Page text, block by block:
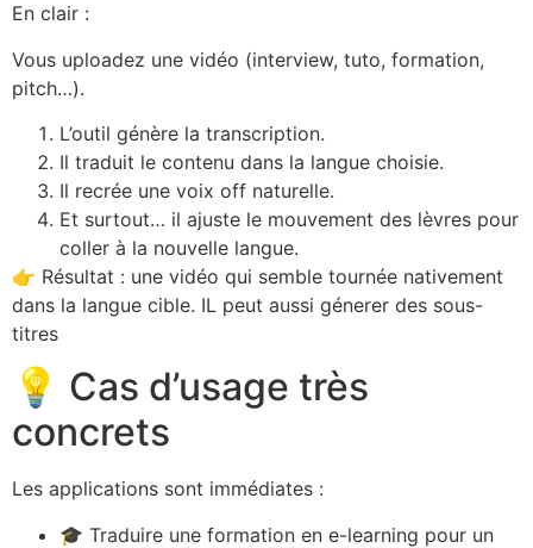
En clair :
Vous uploadez une vidéo (interview, tuto, formation,
pitch…).
L’outil génère la transcription.
Il traduit le contenu dans la langue choisie.
Il recrée une voix off naturelle.
Et surtout… il ajuste le mouvement des lèvres pour
coller à la nouvelle langue.
👉 Résultat : une vidéo qui semble tournée nativement
dans la langue cible. IL peut aussi génerer des sous-
titres
💡 Cas d’usage très
concrets
Les applications sont immédiates :
🎓 Traduire une formation en e-learning pour un